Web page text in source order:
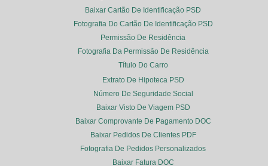
Baixar Cartão De Identificação PSD
Fotografia Do Cartão De Identificação PSD
Permissão De Residência
Fotografia Da Permissão De Residência
Título Do Carro
Extrato De Hipoteca PSD
Número De Seguridade Social
Baixar Visto De Viagem PSD
Baixar Comprovante De Pagamento DOC
Baixar Pedidos De Clientes PDF
Fotografia De Pedidos Personalizados
Baixar Fatura DOC